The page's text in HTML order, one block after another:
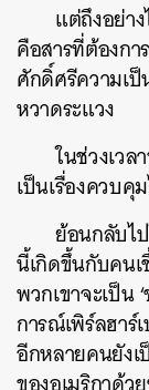
แต่ถึงอย่า
คือสารที่ต้องก
ศักดิ์ศรีความเ
หวาดระแวง
ในช่วงเว
เป็นเรื่องควบคุ
ย้อนกลับไ
นี้เกิดขึ้นกับคนเ
พวกเขาจะเป็น
การณ์เพิร์ลฮาร์
อีกหลายคนยังเ